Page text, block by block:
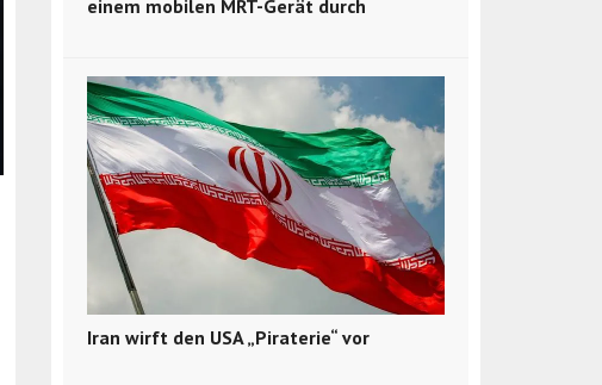
einem mobilen MRT-Gerät durch
Iran wirft den USA „Piraterie“ vor